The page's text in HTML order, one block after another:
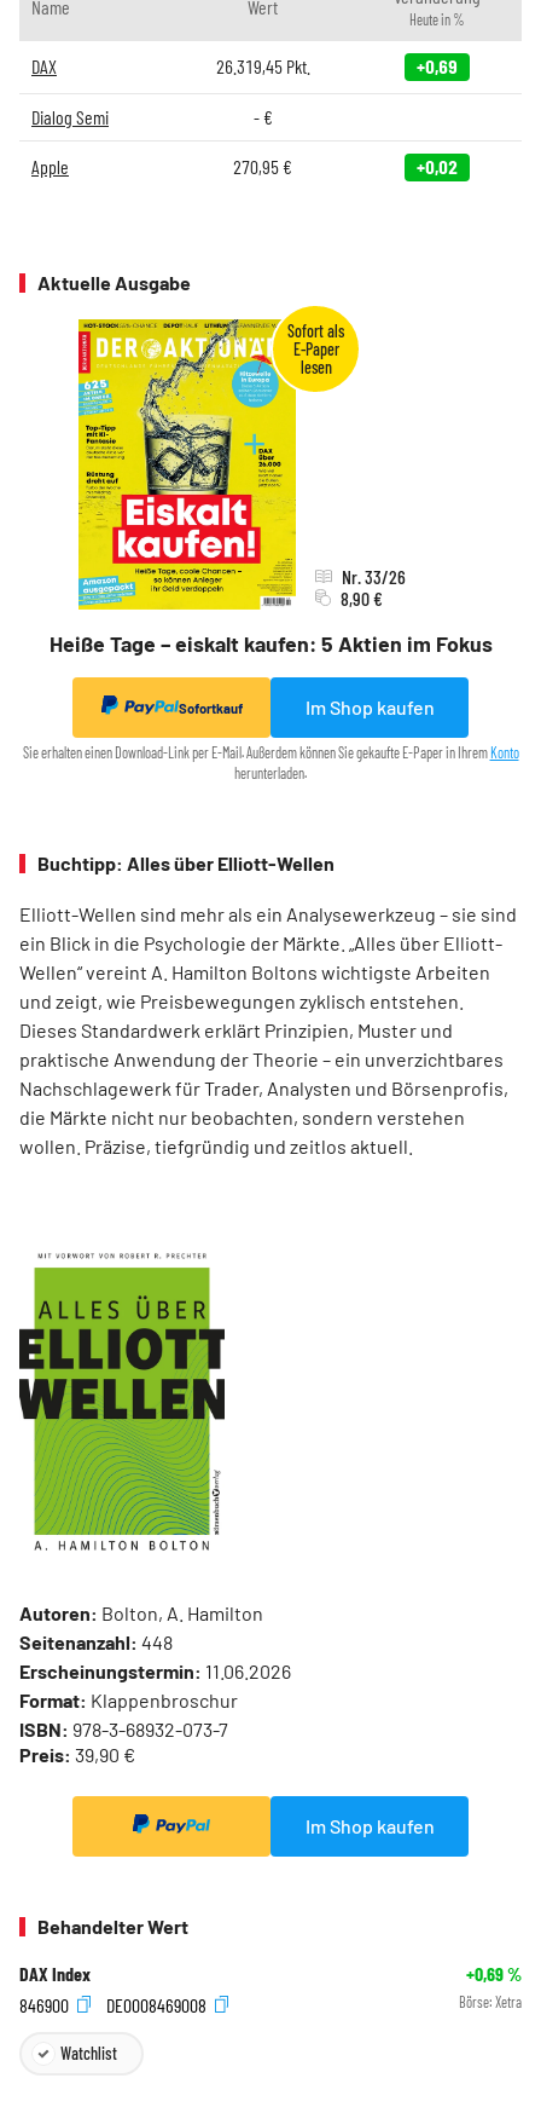
Name Wert
Heute in %
DAX 26.319,45Pkt. +0,69
Dialog Semi -€
Apple 270,95 € +0,02
Aktuelle Ausgabe
Heiße Tage – eiskalt kaufen: 5 Aktien im Fokus
Nr. 33/26
8,90 €
Sofortkauf Im Shop kaufen
Sie erhalten einen Download-Link per E-Mail. Außerdem können Sie gekaufte E-Paper in Ihrem Konto
herunterladen.
Buchtipp: Alles über Elliott-Wellen
Elliott-Wellen sind mehr als ein Analysewerkzeug – sie sind
ein Blick in die Psychologie der Märkte. „Alles über Elliott-
Wellen“ vereint A. Hamilton Boltons wichtigste Arbeiten
und zeigt, wie Preisbewegungen zyklisch entstehen.
Dieses Standardwerk erklärt Prinzipien, Muster und
praktische Anwendung der Theorie – ein unverzichtbares
Nachschlagewerk für Trader, Analysten und Börsenprofis,
die Märkte nicht nur beobachten, sondern verstehen
wollen. Präzise, tiefgründig und zeitlos aktuell.
Autoren: Bolton, A. Hamilton
Seitenanzahl: 448
Erscheinungstermin: 11.06.2026
Format: Klappenbroschur
ISBN: 978-3-68932-073-7
Preis: 39,90 €
Im Shop kaufen
Behandelter Wert
DAX Index +0,69%
846900
DE0008469008 Börse: Xetra
Watchlist